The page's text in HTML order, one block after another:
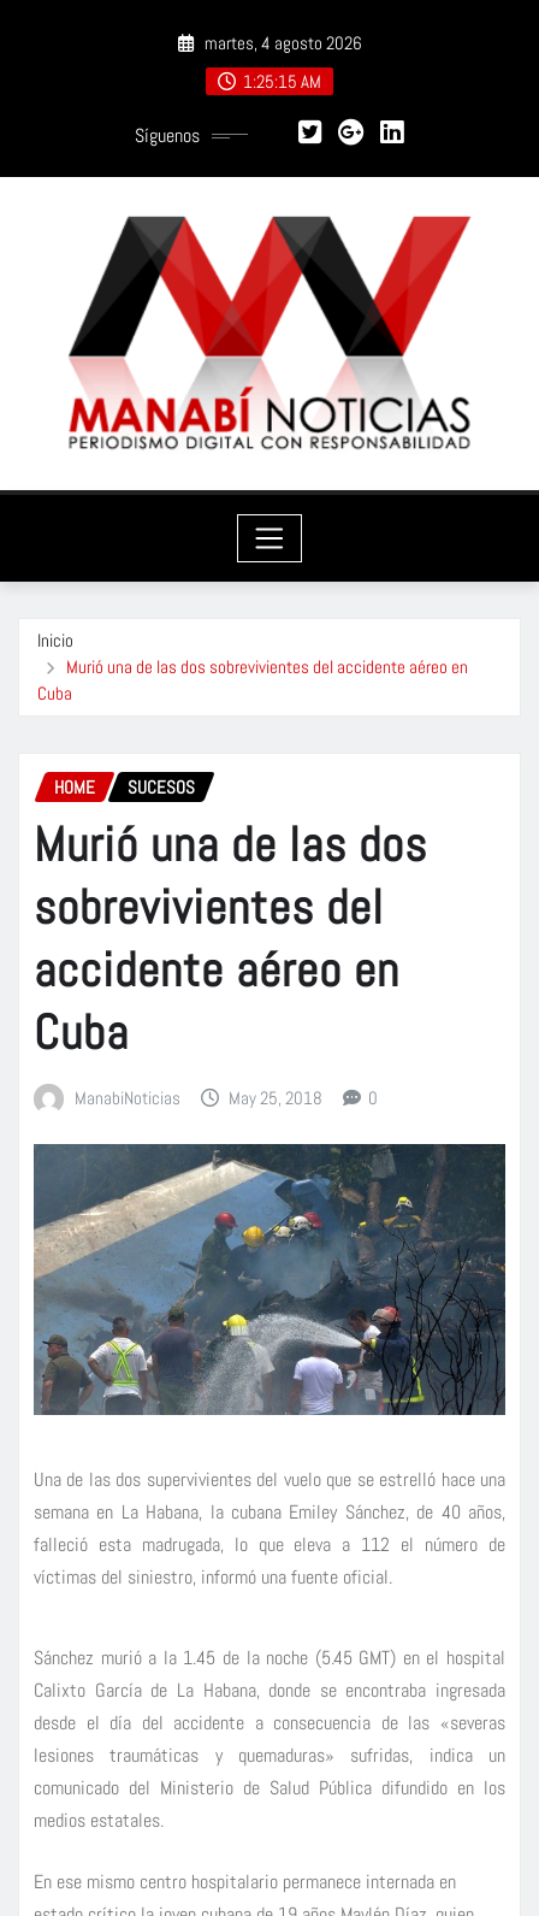
martes, 4 agosto 2026
1:25:16 AM
Síguenos
Inicio
Murió una de las dos sobrevivientes del accidente aéreo en
Cuba
HOME SUCESOS
Murió una de las dos
sobrevivientes del
accidente aéreo en
Cuba
ManabiNoticias May 25, 2018 0
Una de las dos supervivientes del vuelo que se estrelló hace una
semana en La Habana, la cubana Emiley Sánchez, de 40 años,
falleció esta madrugada, lo que eleva a 112 el número de
víctimas del siniestro, informó una fuente oficial.
Sánchez murió a la 1.45 de la noche (5.45 GMT) en el hospital
Calixto García de La Habana, donde se encontraba ingresada
desde el día del accidente a consecuencia de las «severas
lesiones traumáticas y quemaduras» sufridas, indica un
comunicado del Ministerio de Salud Pública difundido en los
medios estatales.
En ese mismo centro hospitalario permanece internada en